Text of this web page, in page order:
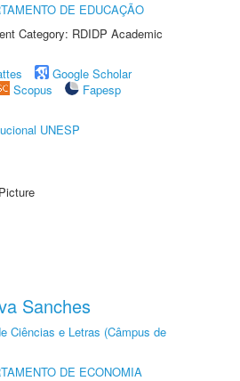
DE EDUCAÇÃO
Category: RDIDP Academic
Google Scholar
Scopus
Fapesp
UNESP
Sanches
Ciências e Letras (Câmpus de
DE ECONOMIA